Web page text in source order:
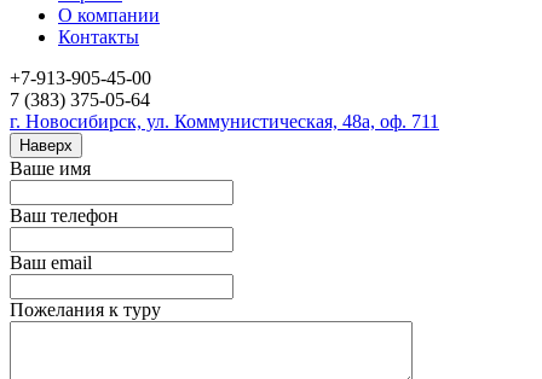
О компании
Контакты
+7-913-905-45-00
7 (383) 375-05-64
г. Новосибирск, ул. Коммунистическая, 48а, оф. 711
Наверх
Ваше имя
Ваш телефон
Ваш email
Пожелания к туру